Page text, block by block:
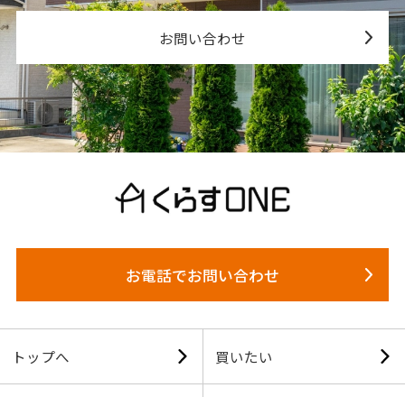
お問い合わせ
お電話でお問い合わせ
トップへ 買いたい